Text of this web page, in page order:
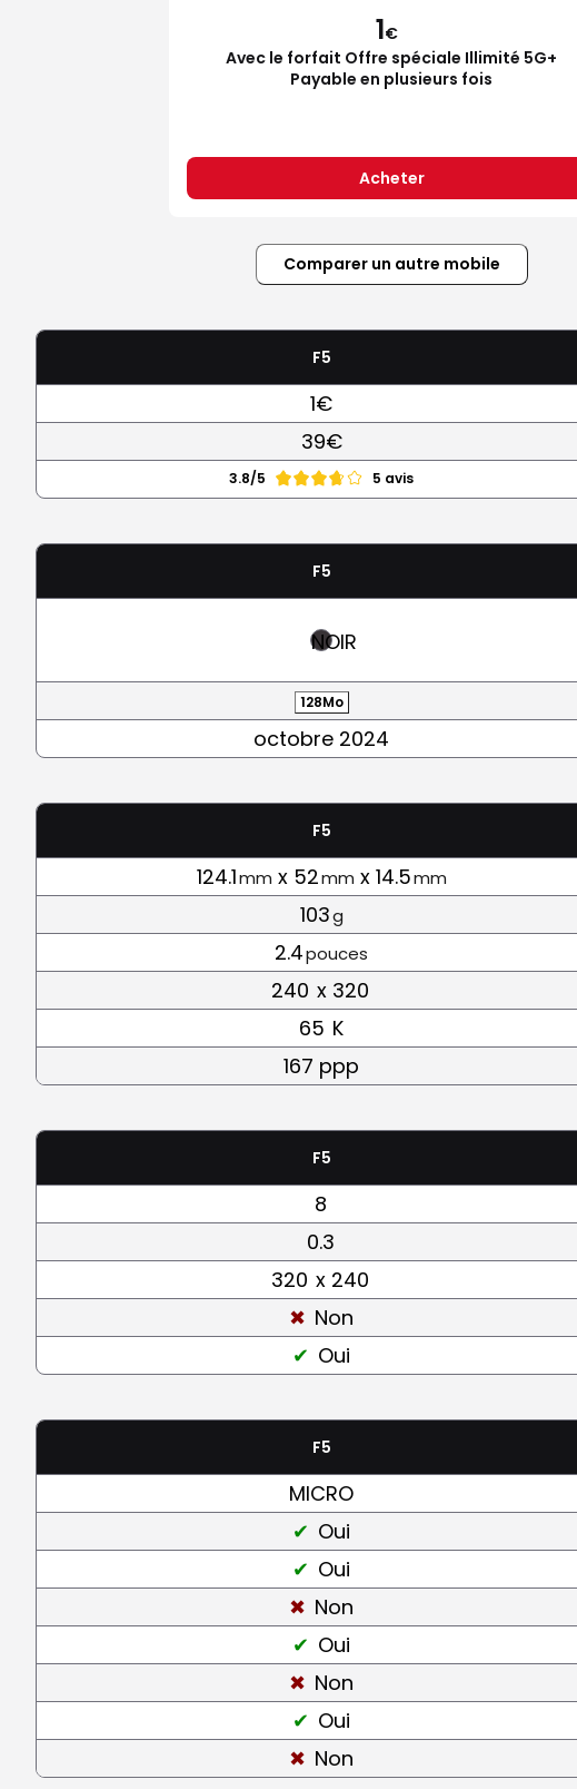
1€
Avec le forfait Offre spéciale Illimité 5G+
Payable en plusieurs fois
Acheter
Comparer un autre mobile
F5
1€
39€
3.8/5 5 avis
F5
NOIR
128Mo
octobre 2024
F5
124.1mm x 52mm x 14.5mm
103g
2.4pouces
240 x 320
65 K
167 ppp
F5
8
0.3
320 x 240
Non
Oui
F5
MICRO
Oui
Oui
Non
Oui
Non
Oui
Non